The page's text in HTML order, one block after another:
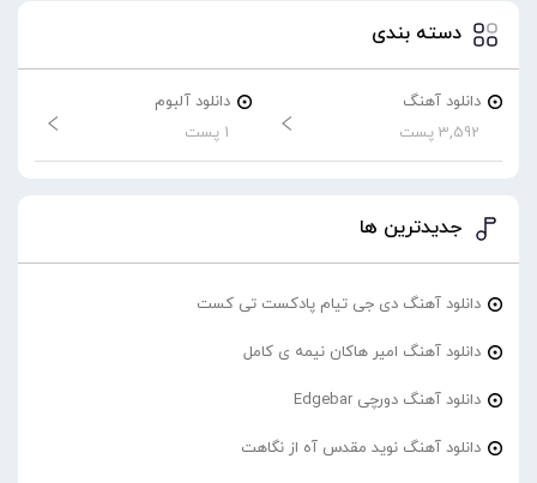
دسته بندی
دانلود آهنگ
3,592 پست
دانلود آلبوم
1 پست
جدیدترین ها
دانلود آهنگ دی جی تیام پادکست تی کست
دانلود آهنگ امیر هاکان نیمه ی کامل
دانلود آهنگ دورچی Edgebar
دانلود آهنگ نوید مقدس آه از نگاهت